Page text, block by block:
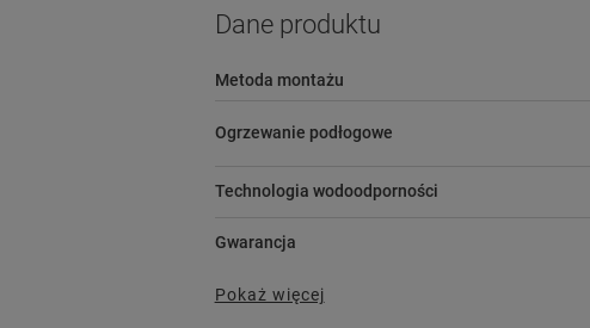
Dane produktu
Metoda montażu
Ogrzewanie podłogowe
Technologia wodoodporności
Gwarancja
Pokaż więcej